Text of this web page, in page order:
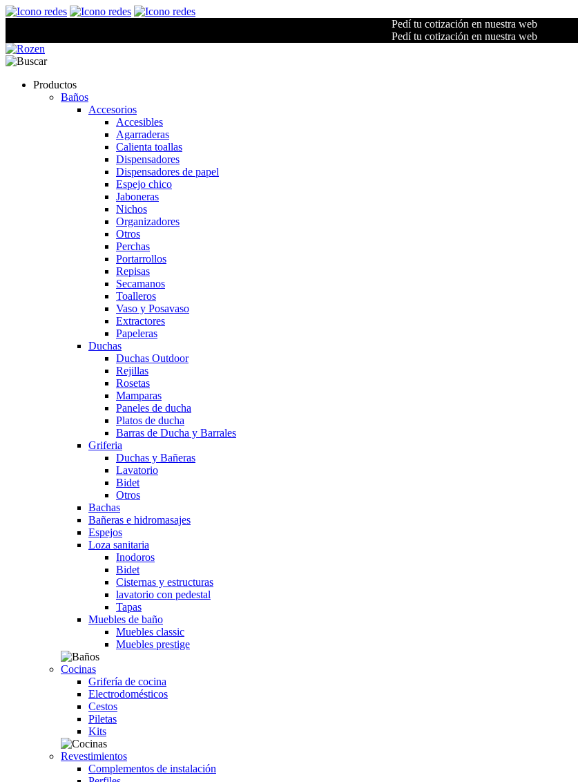
Pedí tu cotización en nuestra web
Pedí tu cotización en nuestra web
Productos
Baños
Accesorios
Accesibles
Agarraderas
Calienta toallas
Dispensadores
Dispensadores de papel
Espejo chico
Jaboneras
Nichos
Organizadores
Otros
Perchas
Portarrollos
Repisas
Secamanos
Toalleros
Vaso y Posavaso
Extractores
Papeleras
Duchas
Duchas Outdoor
Rejillas
Rosetas
Mamparas
Paneles de ducha
Platos de ducha
Barras de Ducha y Barrales
Griferia
Duchas y Bañeras
Lavatorio
Bidet
Otros
Bachas
Bañeras e hidromasajes
Espejos
Loza sanitaria
Inodoros
Bidet
Cisternas y estructuras
lavatorio con pedestal
Tapas
Muebles de baño
Muebles classic
Muebles prestige
Cocinas
Grifería de cocina
Electrodomésticos
Cestos
Piletas
Kits
Revestimientos
Complementos de instalación